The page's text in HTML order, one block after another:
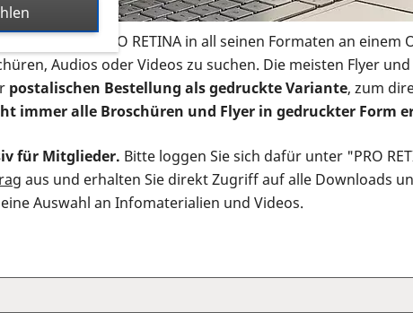
der PRO RETINA in all seinen Formaten an
Audios oder Videos zu suchen. Die meisten Flyer
postalischen Bestellung als gedruckte Variante, zum
immer alle Broschüren und Flyer in gedruckter Form
für Mitglieder. Bitte loggen Sie sich dafür unter "PRO
aus und erhalten Sie direkt Zugriff auf alle Downloads
Auswahl an Infomaterialien und Videos.